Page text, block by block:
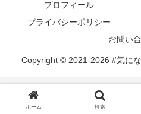
プロフィール
プライバシーポリシー
お問い
Copyright © 2021-2026 #気に
ホーム 検索